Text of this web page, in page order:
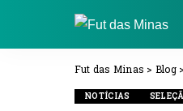
Fut das Minas > Blog>
NOTÍCIAS